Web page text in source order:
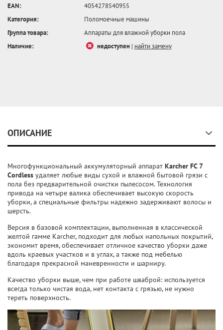
EAN:
4054278540955
Категория:
Поломоечные машины
Группа товара:
Аппараты для влажной уборки пола
Наличие:
недоступен | найти замену
ОПИСАНИЕ
Многофункциональный аккумуляторный аппарат Karcher FC 7
Cordless удаляет любые виды сухой и влажной бытовой грязи с
пола без предварительной очистки пылесосом. Технология
привода на четыре валика обеспечивает высокую скорость
уборки, а специальные фильтры надежно задерживают волосы и
шерсть.
Версия в базовой комплектации, выполненная в классической
желтой гамме Karcher, подходит для любых напольных покрытий,
экономит время, обеспечивает отличное качество уборки даже
вдоль краевых участков и в углах, а также под мебелью
благодаря прекрасной маневренности и шарниру.
Качество уборки выше, чем при работе шваброй: используется
всегда только чистая вода, нет контакта с грязью, не нужно
тереть поверхность.